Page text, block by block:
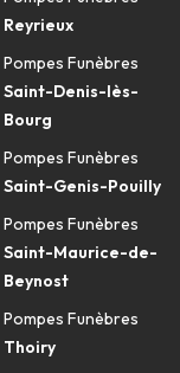
Reyrieux
Pompes Funèbres
Saint-Denis-lès-
Bourg
Pompes Funèbres
Saint-Genis-Pouilly
Pompes Funèbres
Saint-Maurice-de-
Beynost
Pompes Funèbres
Thoiry